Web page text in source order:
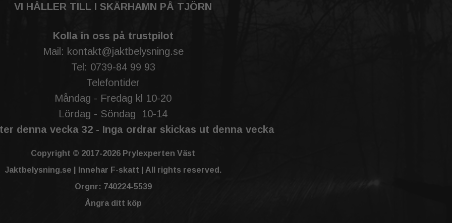
VI HÅLLER TILL I SKÄRHAMN PÅ TJÖRN
Kolla in oss på trustpilot
Mail: kontakt@jaktbelysning.se
Tel: 0739-84 99 93
Telefontider
Måndag - Fredag kl 10-20
Lördag - Söndag 10-14
denna vecka 32 - Inga ordrar skickas ut denna vecka
Copyright © 2017-2026 Prylexperten Väst
Jaktbelysning.se | Innehar F-skatt | All rights reserved.
Orgnr: 740224-5539
Ångra ditt köp